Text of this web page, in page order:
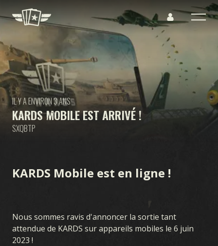
KARDS MOBILE EST ARRIVÉ !
IL Y A ENVIRON 3 ANS
SXQBTP
KARDS Mobile est en ligne !
Nous sommes ravis d'annoncer la sortie tant
attendue de KARDS sur appareils mobiles le 6 juin
2023 !